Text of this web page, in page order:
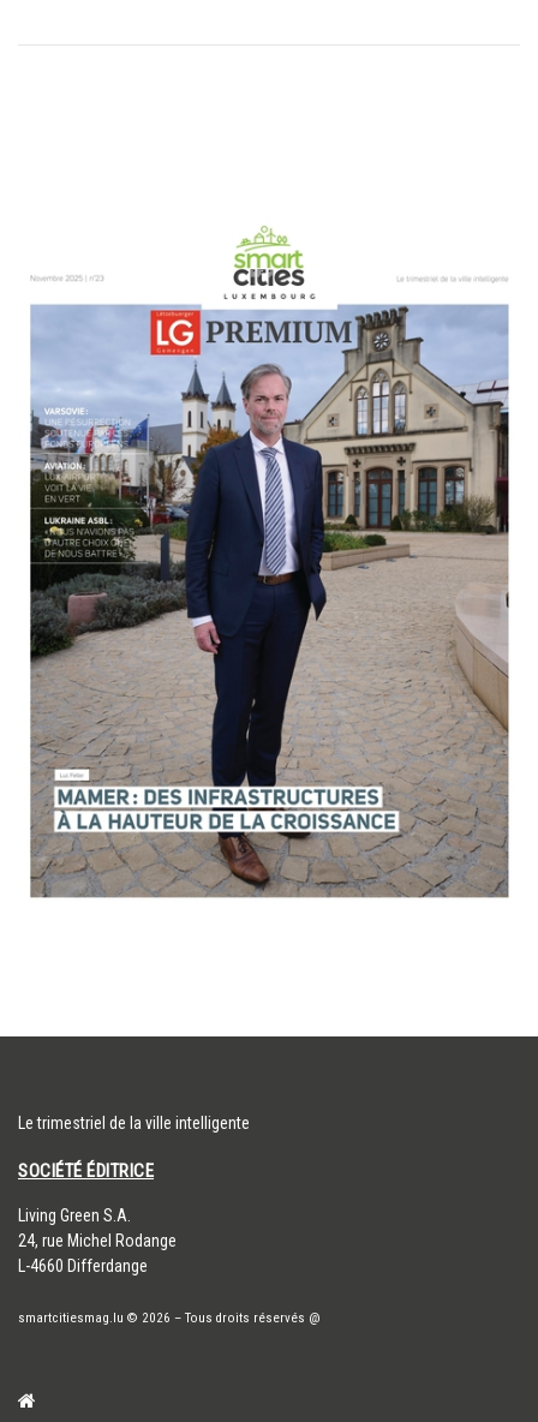
Le trimestriel de la ville intelligente
SOCIÉTÉ ÉDITRICE
​Living Green S.A.
24, rue Michel Rodange
L-4660 Differdange
smartcitiesmag.lu © 2026 – Tous droits réservés @